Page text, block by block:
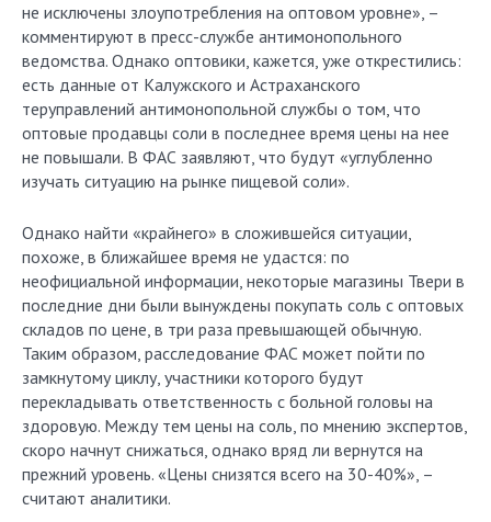
не исключены злоупотребления на оптовом уровне», –
комментируют в пресс-службе антимонопольного
ведомства. Однако оптовики, кажется, уже открестились:
есть данные от Калужского и Астраханского
теруправлений антимонопольной службы о том, что
оптовые продавцы соли в последнее время цены на нее
не повышали. В ФАС заявляют, что будут «углубленно
изучать ситуацию на рынке пищевой соли».
Однако найти «крайнего» в сложившейся ситуации,
похоже, в ближайшее время не удастся: по
неофициальной информации, некоторые магазины Твери в
последние дни были вынуждены покупать соль с оптовых
складов по цене, в три раза превышающей обычную.
Таким образом, расследование ФАС может пойти по
замкнутому циклу, участники которого будут
перекладывать ответственность с больной головы на
здоровую. Между тем цены на соль, по мнению экспертов,
скоро начнут снижаться, однако вряд ли вернутся на
прежний уровень. «Цены снизятся всего на 30-40%», –
считают аналитики.